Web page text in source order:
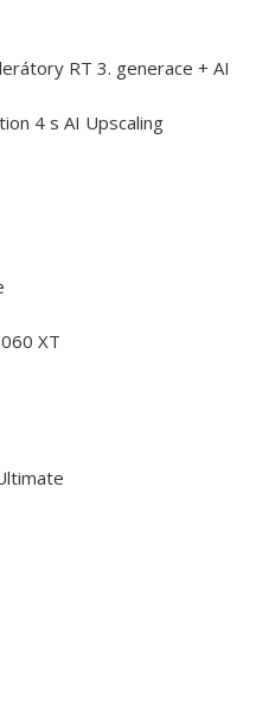
RT 3. generace + AI
4 s AI Upscaling
XT